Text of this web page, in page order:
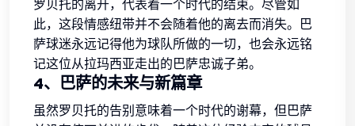
罗贝托的离开，代表着一个时代的结束。尽管如
此，这段情感纽带并不会随着他的离去而消失。巴
萨球迷永远记得他为球队所做的一切，也会永远铭
记这位从拉玛西亚走出的巴萨忠诚子弟。
4、巴萨的未来与新篇章
虽然罗贝托的告别意味着一个时代的谢幕，但巴萨